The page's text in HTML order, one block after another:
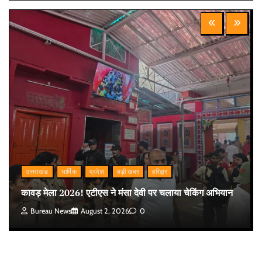
उत्तराखंड धार्मिक प्रदेश बड़ी खबर हरिद्वार
कावड़ मेला 2026! एटीएस ने मंसा देवी पर चलाया चेकिंग अभियान
Bureau News August 2, 2026 0